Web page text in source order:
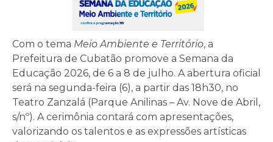
Com o tema Meio Ambiente e Território, a
Prefeitura de Cubatão promove a Semana da
Educação 2026, de 6 a 8 de julho. A abertura oficial
será na segunda-feira (6), a partir das 18h30, no
Teatro Zanzalá (Parque Anilinas – Av. Nove de Abril,
s/nº). A cerimônia contará com apresentações,
valorizando os talentos e as expressões artísticas